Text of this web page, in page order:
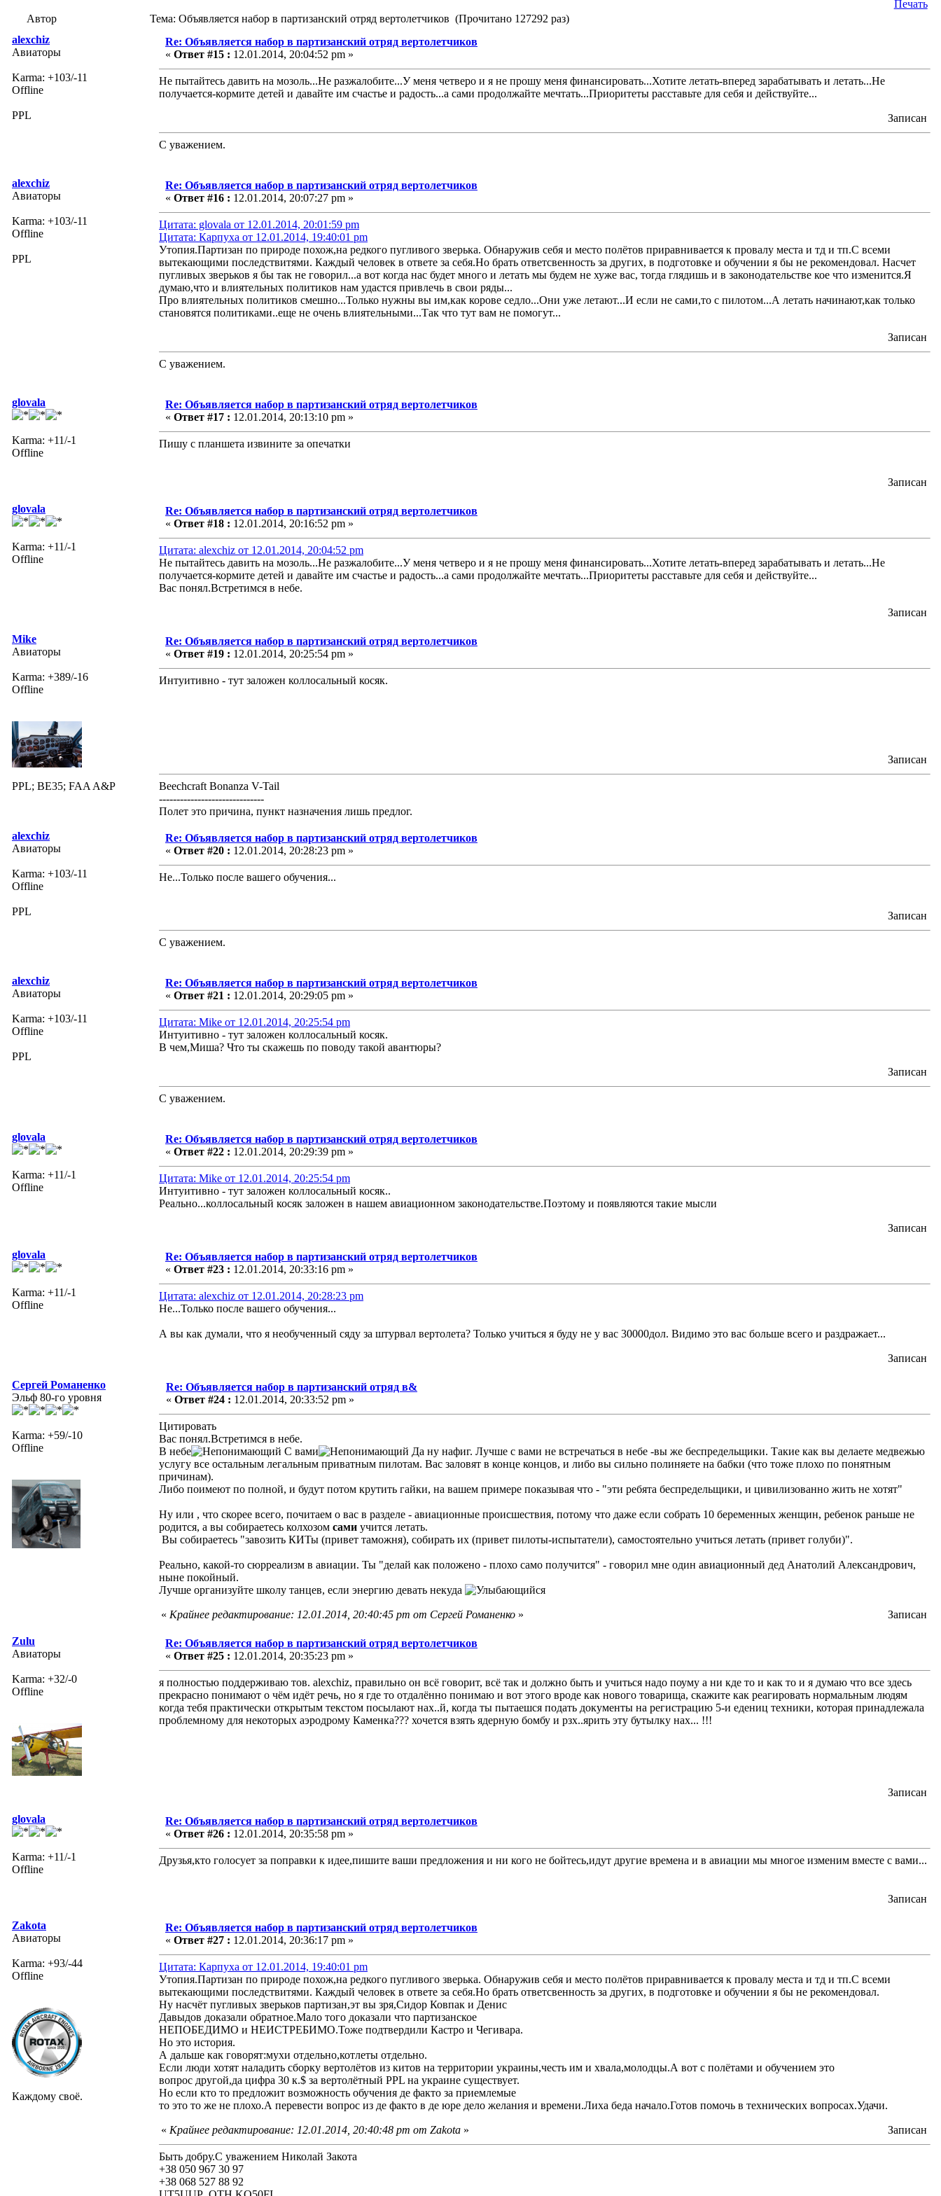
Печать
Автор
Тема: Объявляется набор в партизанский отряд вертолетчиков (Прочитано 127292 раз)
alexchiz
Авиаторы
Karma: +103/-11
Offline
PPL
Re: Объявляется набор в партизанский отряд вертолетчиков
« Ответ #15 : 12.01.2014, 20:04:52 pm »
Не пытайтесь давить на мозоль...Не разжалобите...У меня четверо и я не прошу меня финансировать...Хотите летать-вперед зарабатывать и летать...Не
получается-кормите детей и давайте им счастье и радость...а сами продолжайте мечтать...Приоритеты расставьте для себя и действуйте...
Записан
С уважением.
alexchiz
Авиаторы
Karma: +103/-11
Offline
PPL
Re: Объявляется набор в партизанский отряд вертолетчиков
« Ответ #16 : 12.01.2014, 20:07:27 pm »
Цитата: glovala от 12.01.2014, 20:01:59 pm
Цитата: Карпуха от 12.01.2014, 19:40:01 pm
Утопия.Партизан по природе похож,на редкого пугливого зверька. Обнаружив себя и место полётов приравнивается к провалу места и тд и тп.С всеми
вытекающими последствитями. Каждый человек в ответе за себя.Но брать ответсвенность за других, в подготовке и обучении я бы не рекомендовал. Насчет
пугливых зверьков я бы так не говорил...а вот когда нас будет много и летать мы будем не хуже вас, тогда глядишь и в законодательстве кое что изменится.Я
думаю,что и влиятельных политиков нам удастся привлечь в свои ряды...
Про влиятельных политиков смешно...Только нужны вы им,как корове седло...Они уже летают...И если не сами,то с пилотом...А летать начинают,как только
становятся политиками..еще не очень влиятельными...Так что тут вам не помогут...
Записан
С уважением.
glovala
Karma: +11/-1
Offline
Re: Объявляется набор в партизанский отряд вертолетчиков
« Ответ #17 : 12.01.2014, 20:13:10 pm »
Пишу с планшета извините за опечатки
Записан
glovala
Karma: +11/-1
Offline
Re: Объявляется набор в партизанский отряд вертолетчиков
« Ответ #18 : 12.01.2014, 20:16:52 pm »
Цитата: alexchiz от 12.01.2014, 20:04:52 pm
Не пытайтесь давить на мозоль...Не разжалобите...У меня четверо и я не прошу меня финансировать...Хотите летать-вперед зарабатывать и летать...Не
получается-кормите детей и давайте им счастье и радость...а сами продолжайте мечтать...Приоритеты расставьте для себя и действуйте...
Вас понял.Встретимся в небе.
Записан
Mike
Авиаторы
Karma: +389/-16
Offline
PPL; BE35; FAA A&P
Re: Объявляется набор в партизанский отряд вертолетчиков
« Ответ #19 : 12.01.2014, 20:25:54 pm »
Интуитивно - тут заложен коллосальный косяк.
Записан
Beechcraft Bonanza V-Tail
------------------------------
Полет это причина, пункт назначения лишь предлог.
alexchiz
Авиаторы
Karma: +103/-11
Offline
PPL
Re: Объявляется набор в партизанский отряд вертолетчиков
« Ответ #20 : 12.01.2014, 20:28:23 pm »
Не...Только после вашего обучения...
Записан
С уважением.
alexchiz
Авиаторы
Karma: +103/-11
Offline
PPL
Re: Объявляется набор в партизанский отряд вертолетчиков
« Ответ #21 : 12.01.2014, 20:29:05 pm »
Цитата: Mike от 12.01.2014, 20:25:54 pm
Интуитивно - тут заложен коллосальный косяк.
В чем,Миша? Что ты скажешь по поводу такой авантюры?
Записан
С уважением.
glovala
Karma: +11/-1
Offline
Re: Объявляется набор в партизанский отряд вертолетчиков
« Ответ #22 : 12.01.2014, 20:29:39 pm »
Цитата: Mike от 12.01.2014, 20:25:54 pm
Интуитивно - тут заложен коллосальный косяк..
Реально...коллосальный косяк заложен в нашем авиационном законодательстве.Поэтому и появляются такие мысли
Записан
glovala
Karma: +11/-1
Offline
Re: Объявляется набор в партизанский отряд вертолетчиков
« Ответ #23 : 12.01.2014, 20:33:16 pm »
Цитата: alexchiz от 12.01.2014, 20:28:23 pm
Не...Только после вашего обучения...
А вы как думали, что я необученный сяду за штурвал вертолета? Только учиться я буду не у вас 30000дол. Видимо это вас больше всего и раздражает...
Записан
Сергей Романенко
Эльф 80-го уровня
Karma: +59/-10
Offline
Re: Объявляется набор в партизанский отряд в&
« Ответ #24 : 12.01.2014, 20:33:52 pm »
Цитировать
Вас понял.Встретимся в небе.
В небе
С вами
Да ну нафиг. Лучше с вами не встречаться в небе -вы же беспредельщики. Такие как вы делаете медвежью
услугу все остальным легальным приватным пилотам. Вас заловят в конце концов, и либо вы сильно полиняете на бабки (что тоже плохо по понятным
причинам).
Либо поимеют по полной, и будут потом крутить гайки, на вашем примере показывая что - "эти ребята беспредельщики, и цивилизованно жить не хотят"
Ну или , что скорее всего, почитаем о вас в разделе - авиационные происшествия, потому что даже если собрать 10 беременных женщин, ребенок раньше не
родится, а вы собираетесь колхозом сами учится летать.
Вы собираетесь "завозить КИТы (привет таможня), собирать их (привет пилоты-испытатели), самостоятельно учиться летать (привет голуби)".
Реально, какой-то сюрреализм в авиации. Ты "делай как положено - плохо само получится" - говорил мне один авиационный дед Анатолий Александрович,
ныне покойный.
Лучше организуйте школу танцев, если энергию девать некуда
« Крайнее редактирование: 12.01.2014, 20:40:45 pm от Сергей Романенко » Записан
Zulu
Авиаторы
Karma: +32/-0
Offline
Re: Объявляется набор в партизанский отряд вертолетчиков
« Ответ #25 : 12.01.2014, 20:35:23 pm »
я полностью поддерживаю тов. alexchiz, правильно он всё говорит, всё так и должно быть и учиться надо поуму а ни кде то и как то и я думаю что все здесь
прекрасно понимают о чём идёт речь, но я где то отдалённо понимаю и вот этого вроде как нового товарища, скажите как реагировать нормальным людям
когда тебя практически открытым текстом посылают нах..й, когда ты пытаешся подать документы на регистрацию 5-и едениц техники, которая принадлежала
проблемному для некоторых аэродрому Каменка??? хочется взять ядерную бомбу и рзх..ярить эту бутылку нах... !!!
Записан
glovala
Karma: +11/-1
Offline
Re: Объявляется набор в партизанский отряд вертолетчиков
« Ответ #26 : 12.01.2014, 20:35:58 pm »
Друзья,кто голосует за поправки к идее,пишите ваши предложения и ни кого не бойтесь,идут другие времена и в авиации мы многое изменим вместе с вами...
Записан
Zakota
Авиаторы
Karma: +93/-44
Offline
Каждому своё.
Re: Объявляется набор в партизанский отряд вертолетчиков
« Ответ #27 : 12.01.2014, 20:36:17 pm »
Цитата: Карпуха от 12.01.2014, 19:40:01 pm
Утопия.Партизан по природе похож,на редкого пугливого зверька. Обнаружив себя и место полётов приравнивается к провалу места и тд и тп.С всеми
вытекающими последствитями. Каждый человек в ответе за себя.Но брать ответсвенность за других, в подготовке и обучении я бы не рекомендовал.
Ну насчёт пугливых зверьков партизан,эт вы зря,Сидор Ковпак и Денис
Давыдов доказали обратное.Мало того доказали что партизанское
НЕПОБЕДИМО и НЕИСТРЕБИМО.Тоже подтвердили Кастро и Чегивара.
Но это история.
А дальше как говорят:мухи отдельно,котлеты отдельно.
Если люди хотят наладить сборку вертолётов из китов на территории украины,честь им и хвала,молодцы.А вот с полётами и обучением это
вопрос другой,да цифра 30 к.$ за вертолётный PPL на украине существует.
Но если кто то предложит возможность обучения де факто за приемлемые
то это то же не плохо.А перевести вопрос из де факто в де юре дело желания и времени.Лиха беда начало.Готов помочь в технических вопросах.Удачи.
« Крайнее редактирование: 12.01.2014, 20:40:48 pm от Zakota » Записан
Быть добру.С уважением Николай Закота
+38 050 967 30 97
+38 068 527 88 92